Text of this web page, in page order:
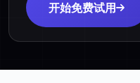
开始免费试用